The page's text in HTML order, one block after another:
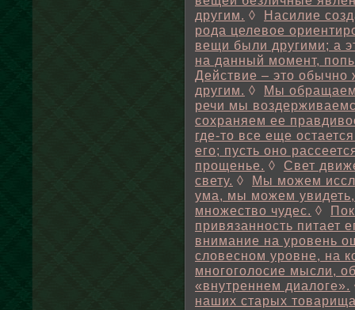
другим. ◊ Насилие
рода целевое
вещи были другими; а
на данный момент,
Действие – это обычно
другим. ◊ Мы обращаем
речи мы
сохраняем ее
где-то все еще
его; пусть оно
прощенье. ◊ Свет
свету. ◊ Мы можем
ума, мы можем увидеть,
множество чудес. ◊
привязанность питает
внимание на уровень
словесном уровне, на
многоголосие мысли,
«внутреннем диалоге».
наших старых